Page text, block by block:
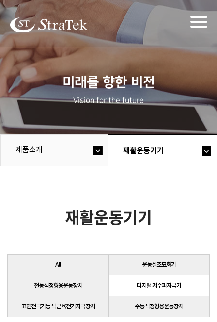
미래를 향한 비전
Vision for the future
제품소개 재활운동기기
재활운동기기
All 운동실조묘화기
전동식정형용운동장치 디지털 저주파자극기
표면전극기능식 근육전기자극장치 수동식정형용운동장치